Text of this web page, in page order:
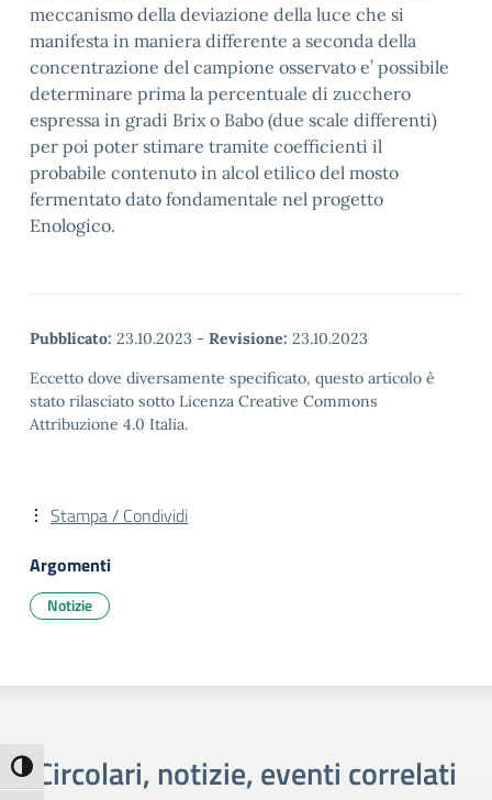
Attiva/disattiva alto contrasto
meccanismo della deviazione della luce che si
manifesta in maniera differente a seconda della
concentrazione del campione osservato e’ possibile
determinare prima la percentuale di zucchero
espressa in gradi Brix o Babo (due scale differenti)
per poi poter stimare tramite coefficienti il
probabile contenuto in alcol etilico del mosto
fermentato dato fondamentale nel progetto
Enologico.
Pubblicato: 23.10.2023 - Revisione: 23.10.2023
Eccetto dove diversamente specificato, questo articolo è
stato rilasciato sotto Licenza Creative Commons
Attribuzione 4.0 Italia.
Stampa / Condividi
Argomenti
Notizie
Circolari, notizie, eventi correlati